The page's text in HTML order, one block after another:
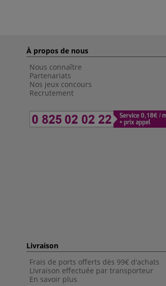
À propos de nous
Nous connaître
Partenariats
Nos jeux concours
Recrutement
Livraison
Frais de ports offerts dès 99€ d'achats
Livraison effectuée par transporteur
En savoir plus